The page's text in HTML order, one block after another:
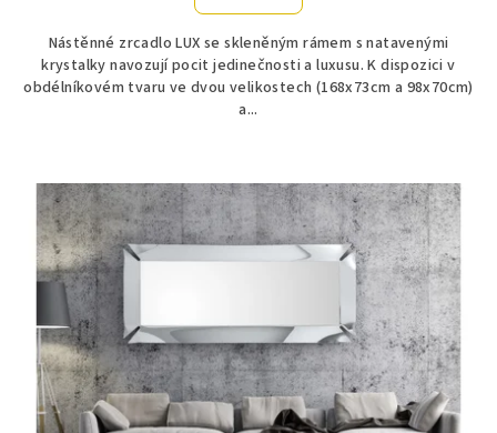
Nástěnné zrcadlo LUX se skleněným rámem s natavenými
krystalky navozují pocit jedinečnosti a luxusu. K dispozici v
obdélníkovém tvaru ve dvou velikostech (168x73cm a 98x70cm)
a...